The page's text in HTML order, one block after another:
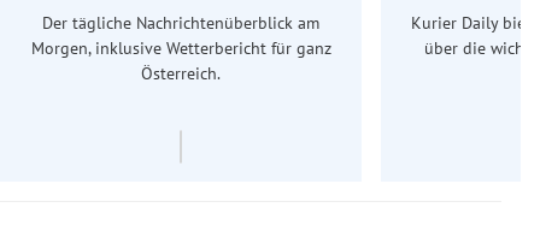
Der tägliche Nachrichtenüberblick am
Morgen, inklusive Wetterbericht für ganz
Österreich.
Kurier Daily
über die